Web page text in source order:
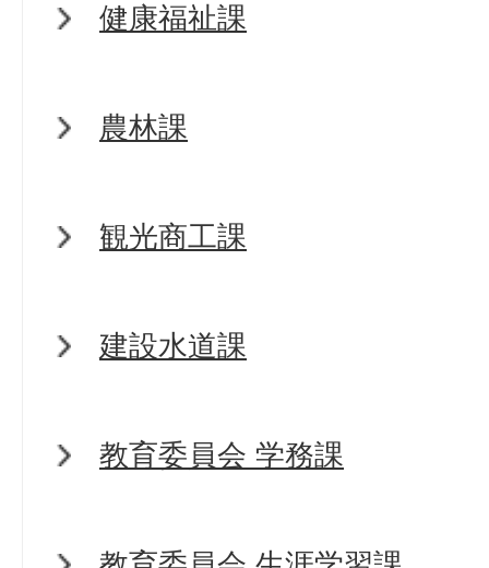
健康福祉課
農林課
観光商工課
建設水道課
教育委員会 学務課